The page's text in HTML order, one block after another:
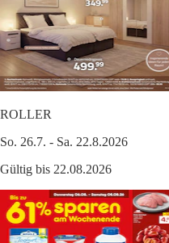
ROLLER
So. 26.7. - Sa. 22.8.2026
Gültig bis 22.08.2026